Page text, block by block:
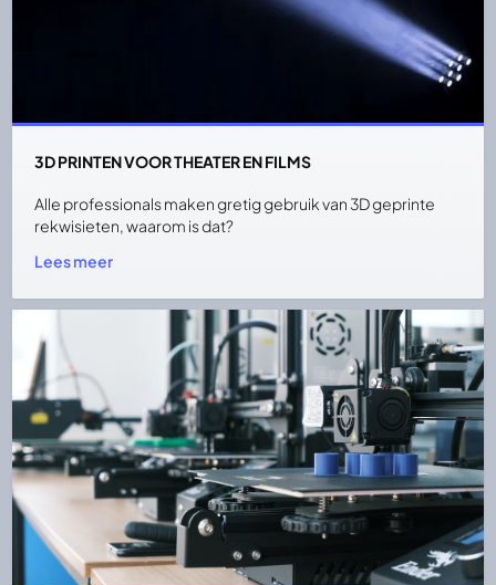
3D PRINTEN VOOR THEATER EN FILMS
Alle professionals maken gretig gebruik van 3D geprinte
rekwisieten, waarom is dat?
Lees meer